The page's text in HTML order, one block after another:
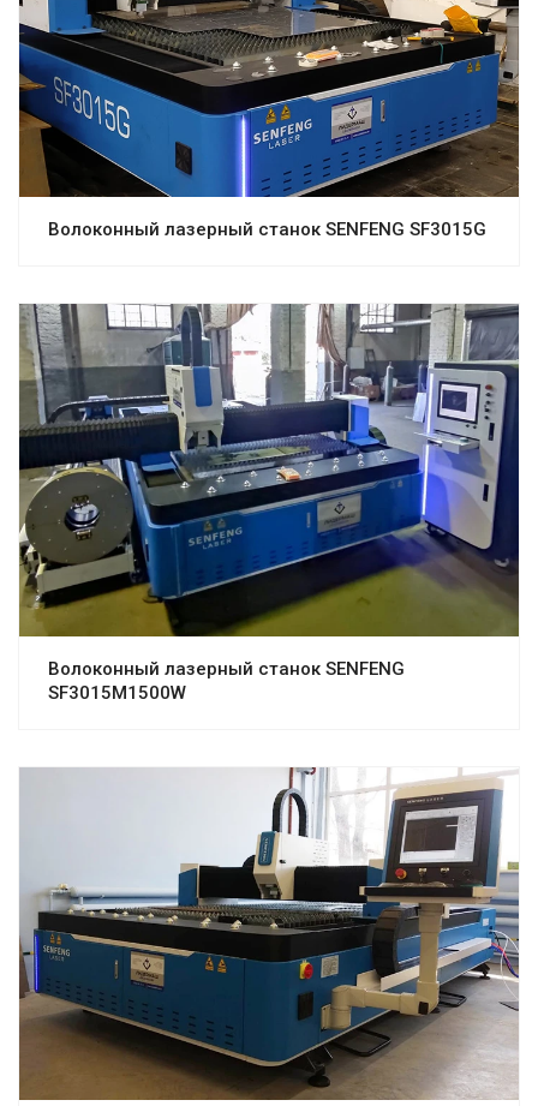
Волоконный лазерный станок SENFENG SF3015G
Волоконный лазерный станок SENFENG
SF3015M1500W